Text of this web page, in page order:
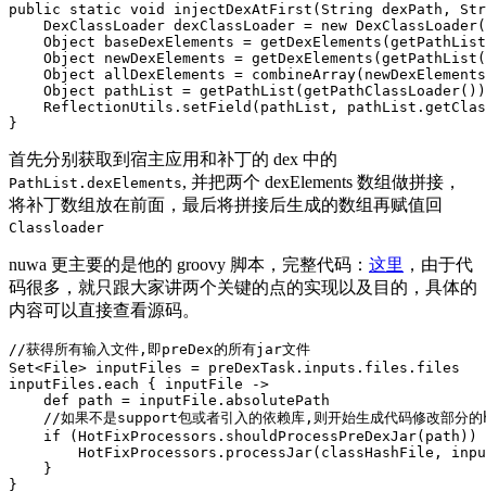
public static void injectDexAtFirst ( String dexPath ,
DexClassLoader dexClassLoader = new DexClassLoader(
Object
baseDexElements = getDexElements ( getPathList
Object
newDexElements = getDexElements ( getPathList (
Object
allDexElements = combineArray( newDexElements
Object
pathList = getPathList ( getPathClassLoader
ReflectionUtils . setField ( pathList , pathList .
}
首先分别获取到宿主应用和补丁的 dex 中的
PathList.dexElements, 并把两个 dexElements 数组做拼接，
将补丁数组放在前面，最后将拼接后生成的数组再赋值回
Classloader
nuwa 更主要的是他的 groovy 脚本，完整代码： 这里 ，由于代
码很多，就只跟大家讲两个关键的点的实现以及目的，具体的
内容可以直接查看源码。
//获得所有输入文件,即preDex的所有jar文件
Set<File> inputFiles = preDexTask . inputs . files . files
inputFiles . each { inputFile
->
def
path = inputFile . absolutePath
//如果不是support包或者引入的依赖库,则开始生成代码修改部分
if
( HotFixProcessors . shouldProcessPreDexJar( path ))
HotFixProcessors . processJar( classHashFile ,
}
}